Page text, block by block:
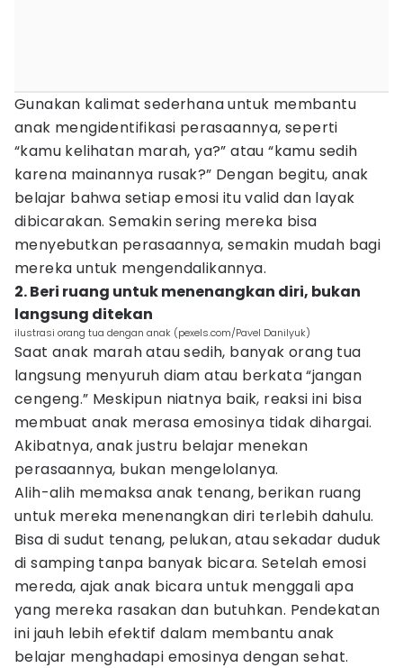
Gunakan kalimat sederhana untuk membantu
anak mengidentifikasi perasaannya, seperti
“kamu kelihatan marah, ya?” atau “kamu sedih
karena mainannya rusak?” Dengan begitu, anak
belajar bahwa setiap emosi itu valid dan layak
dibicarakan. Semakin sering mereka bisa
menyebutkan perasaannya, semakin mudah bagi
mereka untuk mengendalikannya.
2. Beri ruang untuk menenangkan diri, bukan
langsung ditekan
ilustrasi orang tua dengan anak (pexels.com/Pavel Danilyuk)
Saat anak marah atau sedih, banyak orang tua
langsung menyuruh diam atau berkata “jangan
cengeng.” Meskipun niatnya baik, reaksi ini bisa
membuat anak merasa emosinya tidak dihargai.
Akibatnya, anak justru belajar menekan
perasaannya, bukan mengelolanya.
Alih-alih memaksa anak tenang, berikan ruang
untuk mereka menenangkan diri terlebih dahulu.
Bisa di sudut tenang, pelukan, atau sekadar duduk
di samping tanpa banyak bicara. Setelah emosi
mereda, ajak anak bicara untuk menggali apa
yang mereka rasakan dan butuhkan. Pendekatan
ini jauh lebih efektif dalam membantu anak
belajar menghadapi emosinya dengan sehat.